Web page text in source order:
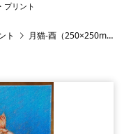
プリント
ト 月猫-酉（250×250mm）